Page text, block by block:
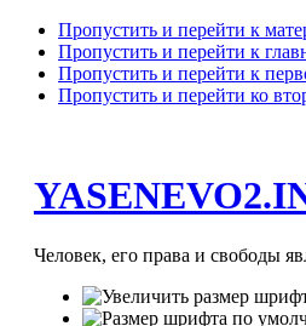
Пропустить и перейти к
Пропустить и перейти к
Пропустить и перейти к
Пропустить и перейти ко
Человек, его права и свободы